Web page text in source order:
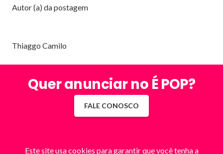
Autor (a) da postagem
Thiaggo Camilo
Quer anunciar no É POP?
FALE CONOSCO
Este site usa cookies para garantir que você tenha a